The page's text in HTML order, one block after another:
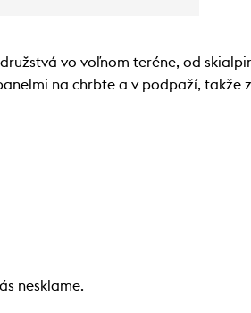
vo voľnom teréne, od
na chrbte a v podpaží, takže
nesklame.